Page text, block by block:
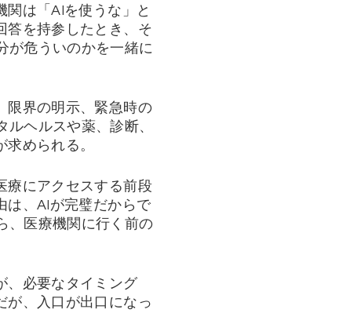
は「AIを使うな」と
答を持参したとき、そ
が危ういのかを一緒に
限界の明示、緊急時の
ヘルスや薬、診断、
められる。
療にアクセスする前段
は、AIが完璧だからで
、医療機関に行く前の
、必要なタイミング
が、入口が出口になっ